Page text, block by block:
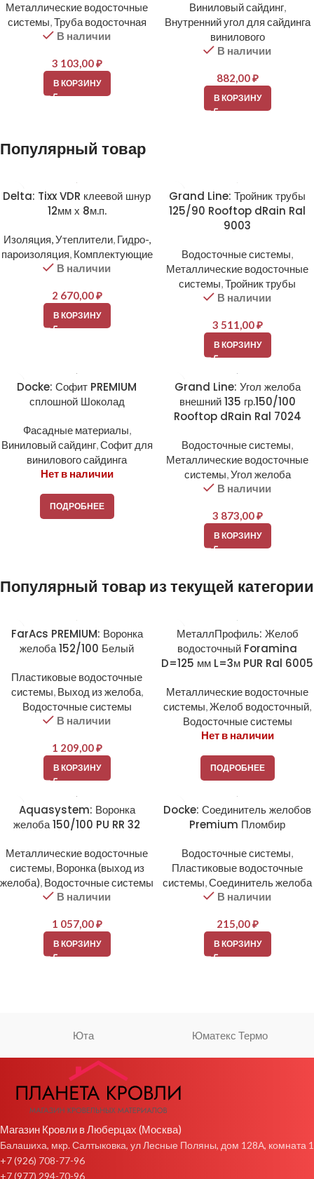
Металлические водосточные
системы,Труба водосточная
В наличии
3 103,00₽
В КОРЗИНУ
Виниловый сайдинг,
Внутренний угол для сайдинга
винилового
В наличии
882,00₽
В КОРЗИНУ
Популярный товар
Delta: Tixx VDR клеевой шнур
12мм х 8м.п.
Изоляция, Утеплители, Гидро-,
пароизоляция, Комплектующие
В наличии
2 670,00₽
В КОРЗИНУ
Grand Line: Тройник трубы
125/90 Rooftop dRain Ral
9003
Водосточные системы,
Металлические водосточные
системы,Тройник трубы
В наличии
3 511,00₽
В КОРЗИНУ
Docke: Софит PREMIUM
сплошной Шоколад
Фасадные материалы,
Виниловый сайдинг,Софит для
винилового сайдинга
Нет в наличии
ПОДРОБНЕЕ
Grand Line: Угол желоба
внешний 135 гр.150/100
Rooftop dRain Ral 7024
Водосточные системы,
Металлические водосточные
системы,Угол желоба
В наличии
3 873,00₽
В КОРЗИНУ
Популярный товар из текущей категории
FarAcs PREMIUM: Воронка
желоба 152/100 Белый
Пластиковые водосточные
системы, Выход из желоба,
Водосточные системы
В наличии
1 209,00₽
В КОРЗИНУ
МеталлПрофиль: Желоб
водосточный Foramina
D=125 мм L=3м PUR Ral 6005
Металлические водосточные
системы,Желоб водосточный,
Водосточные системы
Нет в наличии
ПОДРОБНЕЕ
Aquasystem: Воронка
желоба 150/100 PU RR 32
Металлические водосточные
системы, Воронка (выход из
желоба), Водосточные системы
В наличии
1 057,00₽
В КОРЗИНУ
Docke: Соединитель желобов
Premium Пломбир
Водосточные системы,
Пластиковые водосточные
системы,Соединитель желоба
В наличии
215,00₽
В КОРЗИНУ
Юта Юматекс Термо
Магазин Кровли в Люберцах (Москва)
Балашиха, мкр. Салтыковка, ул Лесные Поляны, дом 128А, комната 1
+7 (926) 708-77-96
+7 (977) 294-70-96